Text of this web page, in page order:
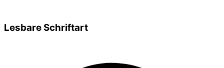
Lesbare Schriftart